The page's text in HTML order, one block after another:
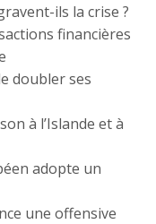
ils la crise ?
financières
doubler ses
à l’Islande et à
adopte un
une offensive